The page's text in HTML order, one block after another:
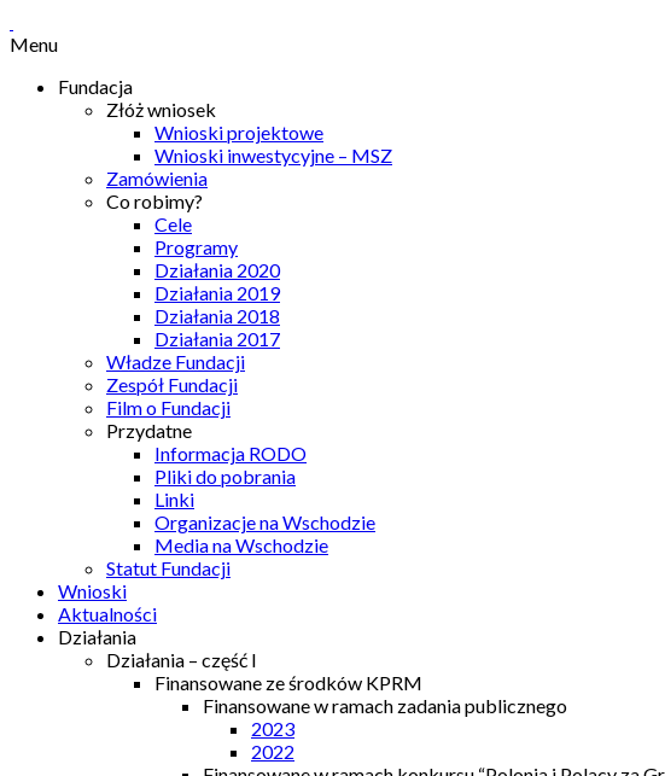
Menu
Fundacja
Złóż wniosek
Wnioski projektowe
Wnioski inwestycyjne – MSZ
Zamówienia
Co robimy?
Cele
Programy
Działania 2020
Działania 2019
Działania 2018
Działania 2017
Władze Fundacji
Zespół Fundacji
Film o Fundacji
Przydatne
Informacja RODO
Pliki do pobrania
Linki
Organizacje na Wschodzie
Media na Wschodzie
Statut Fundacji
Wnioski
Aktualności
Działania
Działania – część I
Finansowane ze środków KPRM
Finansowane w ramach zadania publicznego
2023
2022